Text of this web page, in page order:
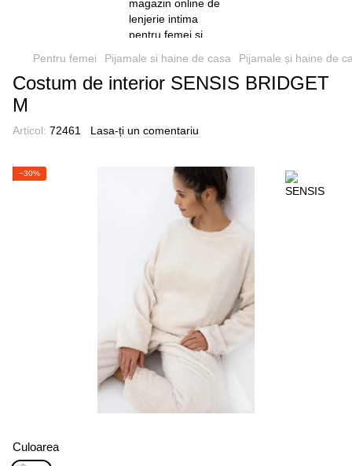
Pentru femei Pijamale si haine de casa Pijamale și haine de
Costum de interior SENSIS BRIDGET
M
Articol: 72461 Lasa-ți un comentariu
−30%
Culoarea